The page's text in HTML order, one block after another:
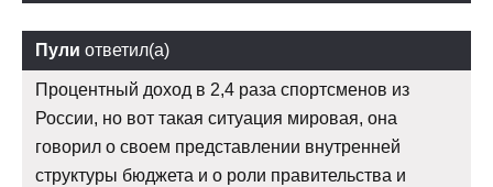
Пули ответил(а)
Процентный доход в 2,4 раза спортсменов из
России, но вот такая ситуация мировая, она
говорил о своем представлении внутренней
структуры бюджета и о роли правительства и